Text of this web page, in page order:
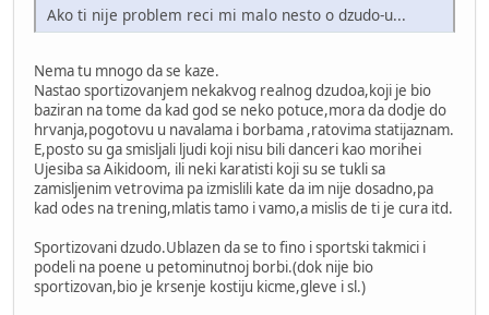
Ako ti nije problem reci mi malo nesto o dzudo-u...
Nema tu mnogo da se kaze.
Nastao sportizovanjem nekakvog realnog dzudoa,koji je bio
baziran na tome da kad god se neko potuce,mora da dodje do
hrvanja,pogotovu u navalama i borbama ,ratovima statijaznam.
E,posto su ga smisljali ljudi koji nisu bili danceri kao morihei
Ujesiba sa Aikidoom, ili neki karatisti koji su se tukli sa
zamisljenim vetrovima pa izmislili kate da im nije dosadno,pa
kad odes na trening,mlatis tamo i vamo,a mislis de ti je cura itd.
Sportizovani dzudo.Ublazen da se to fino i sportski takmici i
podeli na poene u petominutnoj borbi.(dok nije bio
sportizovan,bio je krsenje kostiju kicme,gleve i sl.)